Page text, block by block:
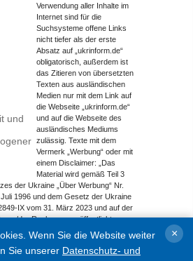
und
Verwendung aller Inhalte im
Internet sind für die
Suchsysteme offene Links
nicht tiefer als der erste
Absatz auf „ukrinform.de“
obligatorisch, außerdem ist
das Zitieren von übersetzten
Texten aus ausländischen
Medien nur mit dem Link auf
die Webseite „ukrinform.de“
und auf die Webseite des
ausländisches Mediums
zulässig. Texte mit dem
Vermerk „Werbung“ oder mit
einem Disclaimer: „Das
Material wird gemäß Teil 3
der Ukraine „Über Werbung“ Nr.
1996 und dem Gesetz der Ukraine
IX vom 31. März 2023 und auf der
der Rechnung veröffentlicht.
Medien-ID R40-01421.
Wenn Sie die Website weiter
Sie unserer Datenschutz- und
×